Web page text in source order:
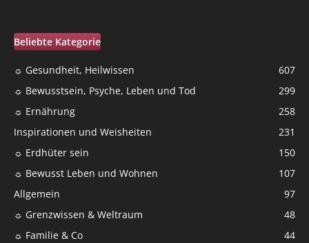
Beliebte Kategorie
☼ Gesundheit, Heilwissen
607
☼ Bewusstsein, Psyche, Leben und Tod
299
☼ Ernährung
258
Inspirationen und Weisheiten
231
☼ Erdhüter sein
150
☼ Bewusst Leben und Wohnen
107
Allgemein
97
☼ Grenzwissen & Weltraum
48
☼ Familie & Co
44